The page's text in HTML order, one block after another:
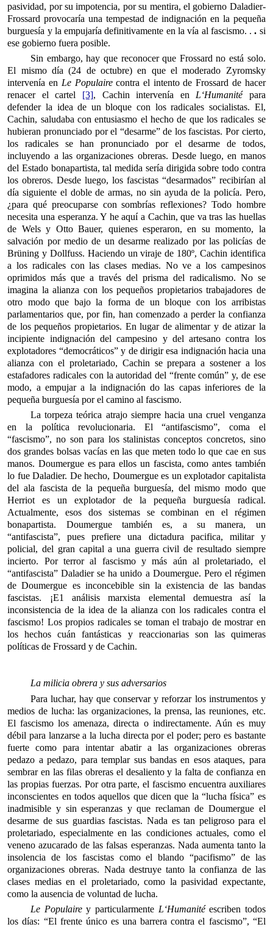
pasividad, por su impotencia, por su mentira, el gobierno Daladier-
Frossard provocaría una tempestad de indignación en la pequeña
burguesía y la empujaría definitivamente en la vía al fascismo. .. si
ese gobierno fuera posible.
Sin embargo, hay que reconocer que Frossard no está solo.
El mismo día (24 de octubre) en que el moderado Zyromsky
intervenía en Le Populairecontra el intento de Frossard de hacer
renacer el cartel [3], Cachin intervenía en L‘Humanité para
defender la idea de un bloque con los radicales socialistas. El,
Cachin, saludaba con entusiasmo el hecho de que los radicales se
hubieran pronunciado por el “desarme” de los fascistas. Por cierto,
los radicales se han pronunciado por el desarme de todos,
incluyendo a las organizaciones obreras. Desde luego, en manos
del Estado bonapartista, tal medida sería dirigida sobre todo contra
los obreros. Desde luego, los fascistas “desarmados” recibirían al
día siguiente el doble de armas, no sin ayuda de la policía. Pero,
¿para qué preocuparse con sombrías reflexiones? Todo hombre
necesita una esperanza. Y he aquí a Cachin, que va tras las huellas
de Wels y Otto Bauer, quienes esperaron, en su momento, la
salvación por medio de un desarme realizado por las policías de
Brüning y Dollfuss. Haciendo un viraje de 180º, Cachin identifica
a los radicales con las clases medias. No ve a los campesinos
oprimidos más que a través del prisma del radicalismo. No se
imagina la alianza con los pequeños propietarios trabajadores de
otro modo que bajo la forma de un bloque con los arribistas
parlamentarios que, por fin, han comenzado a perder la confianza
de los pequeños propietarios. En lugar de alimentar y de atizar la
incipiente indignación del campesino y del artesano contra los
explotadores “democráticos” y de dirigir esa indignación hacia una
alianza con el proletariado, Cachin se prepara a sostener a los
estafadores radicales con la autoridad del “frente común” y, de ese
modo, a empujar a la indignación do las capas inferiores de la
pequeña burguesía por el camino al fascismo.
La torpeza teórica atrajo siempre hacia una cruel venganza
en la política revolucionaria. El “antifascismo”, coma el
“fascismo”, no son para los stalinistas conceptos concretos, sino
dos grandes bolsas vacías en las que meten todo lo que cae en sus
manos. Doumergue es para ellos un fascista, como antes también
lo fue Daladier. De hecho, Doumergue es un explotador capitalista
del ala fascista de la pequeña burguesía, del mismo modo que
Herriot es un explotador de la pequeña burguesía radical.
Actualmente, esos dos sistemas se combinan en el régimen
bonapartista. Doumergue también es, a su manera, un
“antifascista”, pues prefiere una dictadura pacifica, militar y
policial, del gran capital a una guerra civil de resultado siempre
incierto. Por terror al fascismo y más aún al proletariado, el
“antifascista” Daladier se ha unido a Doumergue. Pero el régimen
de Doumergue es inconcebible sin la existencia de las bandas
fascistas. ¡E1 análisis marxista elemental demuestra así la
inconsistencia de la idea de la alianza con los radicales contra el
fascismo! Los propios radicales se toman el trabajo de mostrar en
los hechos cuán fantásticas y reaccionarias son las quimeras
políticas de Frossard y de Cachin.
La milicia obrera y sus adversarios
Para luchar, hay que conservar y reforzar los instrumentos y
medios de lucha: las organizaciones, la prensa, las reuniones, etc.
El fascismo los amenaza, directa o indirectamente. Aún es muy
débil para lanzarse a la lucha directa por el poder; pero es bastante
fuerte como para intentar abatir a las organizaciones obreras
pedazo a pedazo, para templar sus bandas en esos ataques, para
sembrar en las filas obreras el desaliento y la falta de confianza en
las propias fuerzas. Por otra parte, el fascismo encuentra auxiliares
inconscientes en todos aquellos que dicen que la “lucha física” es
inadmisible y sin esperanzas y que reclaman de Doumergue el
desarme de sus guardias fascistas. Nada es tan peligroso para el
proletariado, especialmente en las condiciones actuales, como el
veneno azucarado de las falsas esperanzas. Nada aumenta tanto la
insolencia de los fascistas como el blando “pacifismo” de las
organizaciones obreras. Nada destruye tanto la confianza de las
clases medias en el proletariado, como la pasividad expectante,
como la ausencia de voluntad de lucha.
Le Populairey particularmente L‘Humanitéescriben todos
los días: “El frente único es una barrera contra el fascismo”, “El